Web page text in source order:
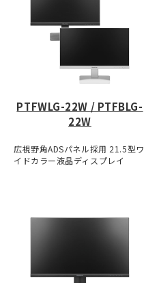
PTFWLG-22W / PTFBLG-
22W
広視野角ADSパネル採用 21.5型ワ
イドカラー液晶ディスプレイ